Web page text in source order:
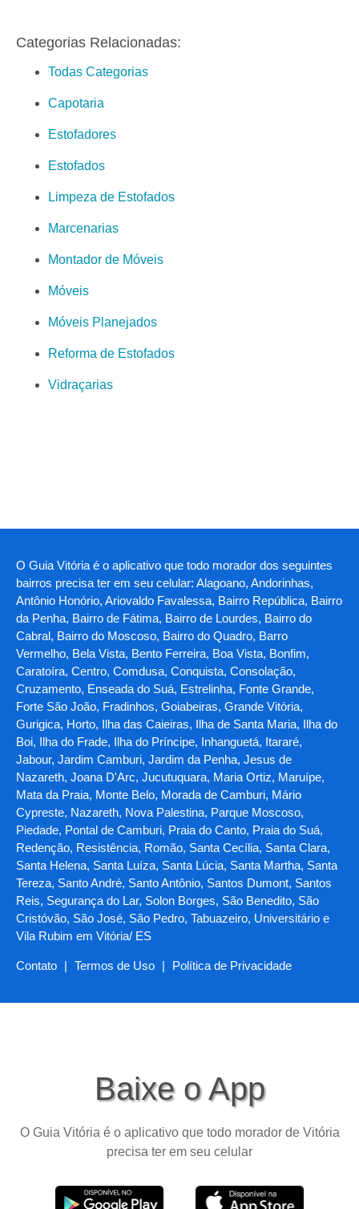
Categorias Relacionadas:
Todas Categorias
Capotaria
Estofadores
Estofados
Limpeza de Estofados
Marcenarias
Montador de Móveis
Móveis
Móveis Planejados
Reforma de Estofados
Vidraçarias
O Guia Vitória é o aplicativo que todo morador dos seguintes
bairros precisa ter em seu celular: Alagoano, Andorinhas,
Antônio Honório, Ariovaldo Favalessa, Bairro República, Bairro
da Penha, Bairro de Fátima, Bairro de Lourdes, Bairro do
Cabral, Bairro do Moscoso, Bairro do Quadro, Barro
Vermelho, Bela Vista, Bento Ferreira, Boa Vista, Bonfim,
Caratoíra, Centro, Comdusa, Conquista, Consolação,
Cruzamento, Enseada do Suá, Estrelinha, Fonte Grande,
Forte São João, Fradinhos, Goiabeiras, Grande Vitória,
Gurigica, Horto, Ilha das Caieiras, Ilha de Santa Maria, Ilha do
Boi, Ilha do Frade, Ilha do Príncipe, Inhanguetá, Itararé,
Jabour, Jardim Camburi, Jardim da Penha, Jesus de
Nazareth, Joana D'Arc, Jucutuquara, Maria Ortiz, Maruípe,
Mata da Praia, Monte Belo, Morada de Camburi, Mário
Cypreste, Nazareth, Nova Palestina, Parque Moscoso,
Piedade, Pontal de Camburi, Praia do Canto, Praia do Suá,
Redenção, Resistência, Romão, Santa Cecília, Santa Clara,
Santa Helena, Santa Luíza, Santa Lúcia, Santa Martha, Santa
Tereza, Santo André, Santo Antônio, Santos Dumont, Santos
Reis, Segurança do Lar, Solon Borges, São Benedito, São
Cristóvão, São José, São Pedro, Tabuazeiro, Universitário e
Vila Rubim em Vitória/ ES
Contato | Termos de Uso | Política de Privacidade
Baixe o App
O Guia Vitória é o aplicativo que todo morador de Vitória
precisa ter em seu celular